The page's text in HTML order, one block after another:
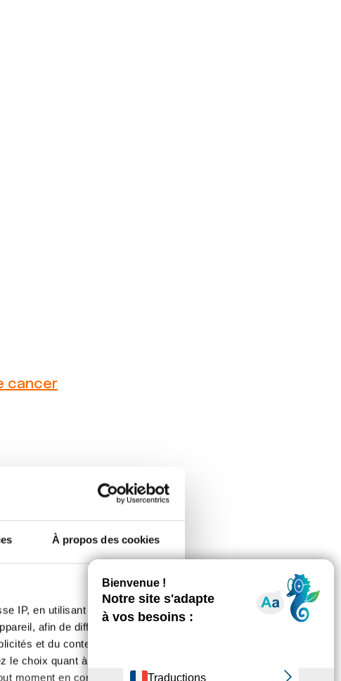
À propos des cookies
IP, en utilisant des
afin de diffuser des
et du contenu, ainsi que de
le choix quant à l'utilisation de
moment en consultant la
cancer